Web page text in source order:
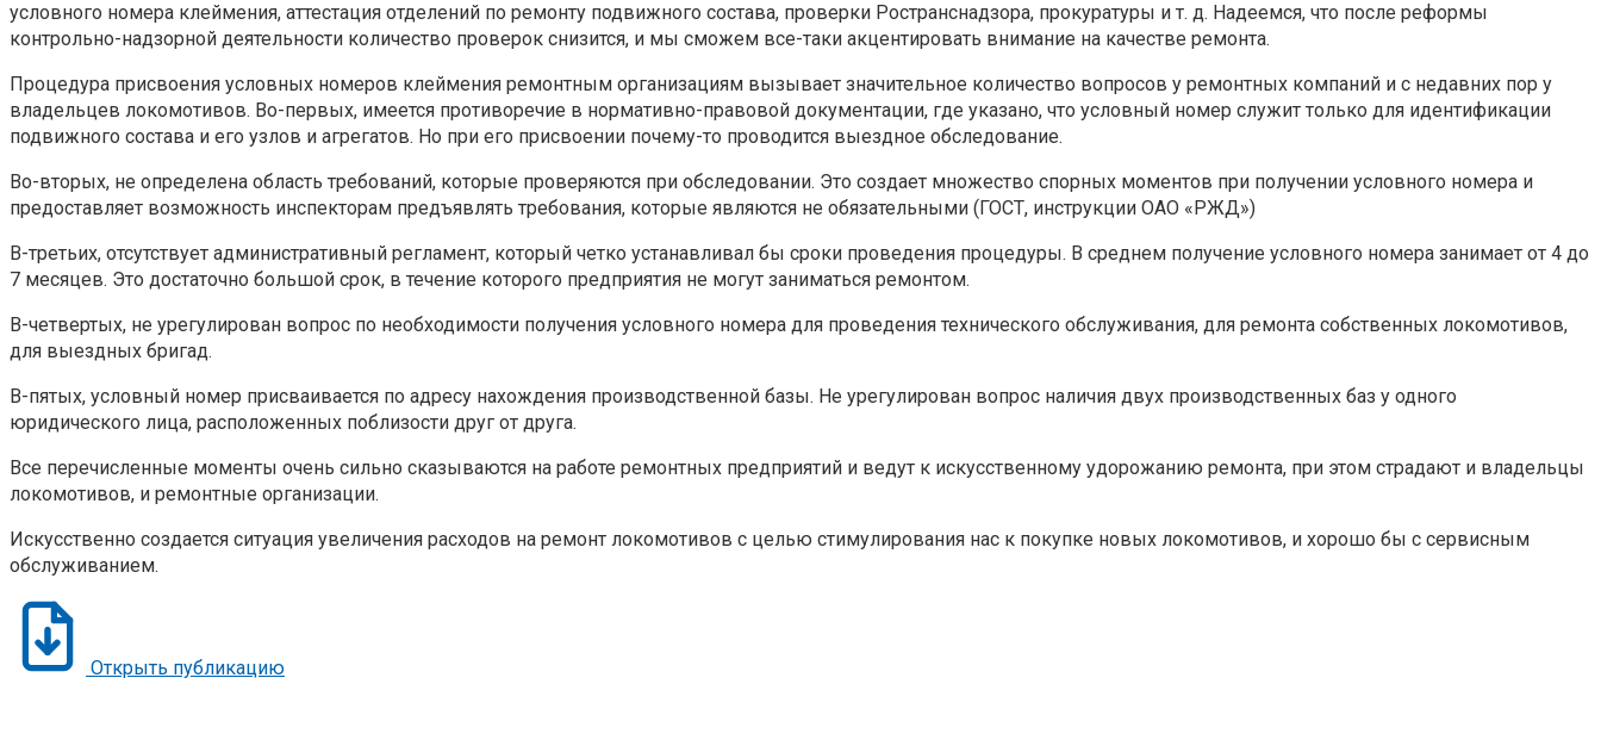
условного номера клеймения, аттестация отделений по ремонту подвижного состава, проверки Ространснадзора, прокуратуры и т. д. Надеемся, что после реформы
контрольно-надзорной деятельности количество проверок снизится, и мы сможем все-таки акцентировать внимание на качестве ремонта.
Процедура присвоения условных номеров клеймения ремонтным организациям вызывает значительное количество вопросов у ремонтных компаний и с недавних пор у
владельцев локомотивов. Во-первых, имеется противоречие в нормативно-правовой документации, где указано, что условный номер служит только для идентификации
подвижного состава и его узлов и агрегатов. Но при его присвоении почему-то проводится выездное обследование.
Во-вторых, не определена область требований, которые проверяются при обследовании. Это создает множество спорных моментов при получении условного номера и
предоставляет возможность инспекторам предъявлять требования, которые являются не обязательными (ГОСТ, инструкции ОАО «РЖД»)
В-третьих, отсутствует административный регламент, который четко устанавливал бы сроки проведения процедуры. В среднем получение условного номера занимает от 4 до
7 месяцев. Это достаточно большой срок, в течение которого предприятия не могут заниматься ремонтом.
В-четвертых, не урегулирован вопрос по необходимости получения условного номера для проведения технического обслуживания, для ремонта собственных локомотивов,
для выездных бригад.
В-пятых, условный номер присваивается по адресу нахождения производственной базы. Не урегулирован вопрос наличия двух производственных баз у одного
юридического лица, расположенных поблизости друг от друга.
Все перечисленные моменты очень сильно сказываются на работе ремонтных предприятий и ведут к искусственному удорожанию ремонта, при этом страдают и владельцы
локомотивов, и ремонтные организации.
Искусственно создается ситуация увеличения расходов на ремонт локомотивов с целью стимулирования нас к покупке новых локомотивов, и хорошо бы с сервисным
обслуживанием.
Открыть публикацию